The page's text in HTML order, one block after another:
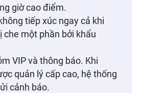
giờ cao điểm.
tiếp xúc ngay cả khi
che một phần bởi khẩu
VIP và thông báo. Khi
quản lý cấp cao, hệ thống
cảnh báo.